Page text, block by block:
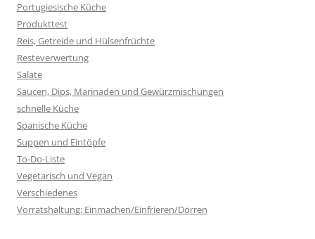
Portugiesische Küche
Produkttest
Reis, Getreide und Hülsenfrüchte
Resteverwertung
Salate
Saucen, Dips, Marinaden und Gewürzmischungen
schnelle Küche
Spanische Küche
Suppen und Eintöpfe
To-Do-Liste
Vegetarisch und Vegan
Verschiedenes
Vorratshaltung: Einmachen/Einfrieren/Dörren